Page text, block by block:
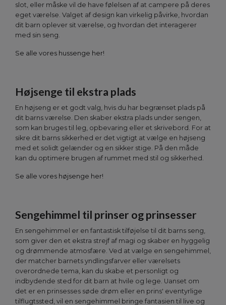
slot, eller måske vil de have følelsen af at campere på deres
eget værelse. Valget af design kan virkelig påvirke, hvordan
dit barn oplever sit værelse, og hvordan det interagerer
med sin seng.
Se alle vores hussenge her!
Højsenge til ekstra plads
En højseng er et godt valg, hvis du har begrænset plads på
dit barns værelse. Den skaber ekstra plads under sengen,
som kan bruges til leg, opbevaring eller et skrivebord. For at
sikre dit barns sikkerhed er det vigtigt at vælge en højseng
med et solidt gelænder og en sikker stige. På den måde
kan du optimere brugen af rummet med stil og sikkerhed.
Se alle vores højsenge her!
Sengehimmel til prinser og prinsesser
En sengehimmel er en fantastisk tilføjelse til dit barns seng,
som giver den et ekstra strejf af magi og skaber en hyggelig
og drømmende atmosfære. Ved at vælge en sengehimmel,
der matcher barnets yndlingsfarver eller værelsets
overordnede tema, kan du skabe et personligt og
indbydende sted for dit barn at hvile og lege. Uanset om
det er en prinsesses søde drøm eller en prins' eventyrlige
tilflugtssted, vil en sengehimmel bringe fantasien til live og